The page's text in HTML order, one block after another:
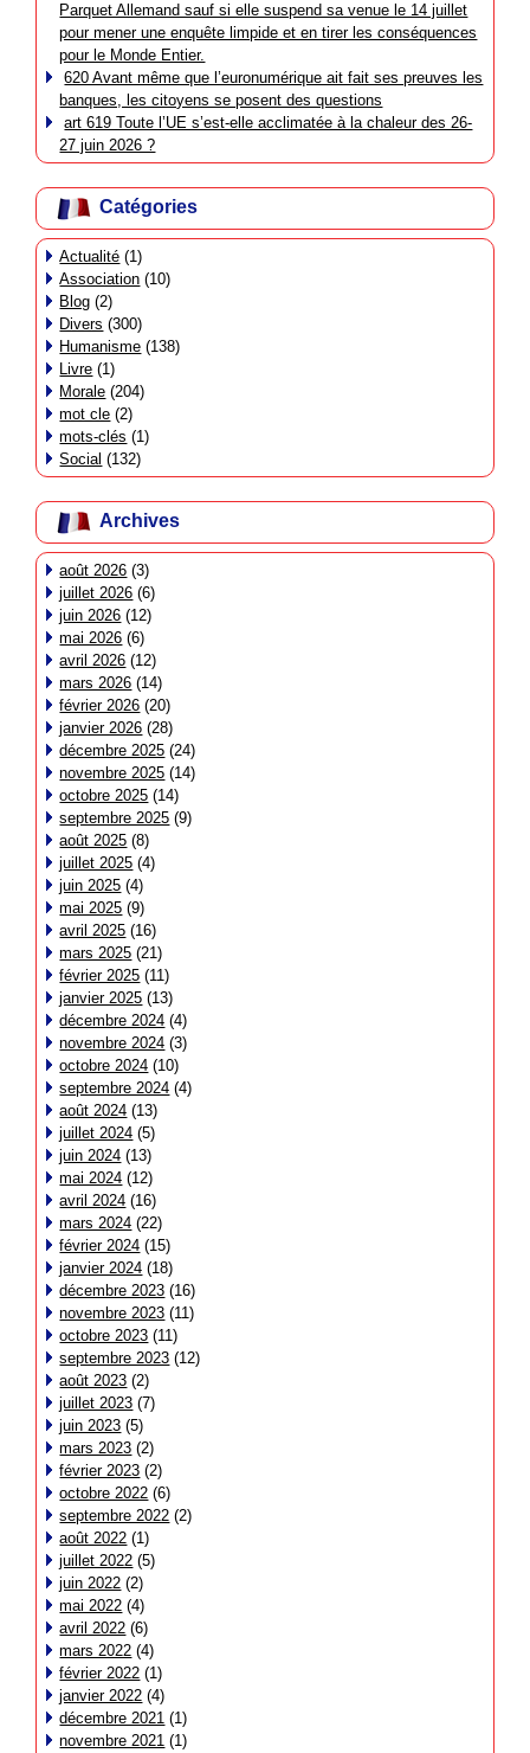
Parquet Allemand sauf si elle suspend sa venue le 14 juillet
pour mener une enquête limpide et en tirer les conséquences
pour le Monde Entier.
620 Avant même que l’euronumérique ait fait ses preuves les
banques, les citoyens se posent des questions
art 619 Toute l’UE s’est-elle acclimatée à la chaleur des 26-
27 juin 2026 ?
Catégories
Actualité (1)
Association (10)
Blog (2)
Divers (300)
Humanisme (138)
Livre (1)
Morale (204)
mot cle (2)
mots-clés (1)
Social (132)
Archives
août 2026 (3)
juillet 2026 (6)
juin 2026 (12)
mai 2026 (6)
avril 2026 (12)
mars 2026 (14)
février 2026 (20)
janvier 2026 (28)
décembre 2025 (24)
novembre 2025 (14)
octobre 2025 (14)
septembre 2025 (9)
août 2025 (8)
juillet 2025 (4)
juin 2025 (4)
mai 2025 (9)
avril 2025 (16)
mars 2025 (21)
février 2025 (11)
janvier 2025 (13)
décembre 2024 (4)
novembre 2024 (3)
octobre 2024 (10)
septembre 2024 (4)
août 2024 (13)
juillet 2024 (5)
juin 2024 (13)
mai 2024 (12)
avril 2024 (16)
mars 2024 (22)
février 2024 (15)
janvier 2024 (18)
décembre 2023 (16)
novembre 2023 (11)
octobre 2023 (11)
septembre 2023 (12)
août 2023 (2)
juillet 2023 (7)
juin 2023 (5)
mars 2023 (2)
février 2023 (2)
octobre 2022 (6)
septembre 2022 (2)
août 2022 (1)
juillet 2022 (5)
juin 2022 (2)
mai 2022 (4)
avril 2022 (6)
mars 2022 (4)
février 2022 (1)
janvier 2022 (4)
décembre 2021 (1)
novembre 2021 (1)